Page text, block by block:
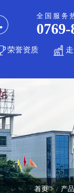
全国服务
0769-
荣誉资质
首页 > 产